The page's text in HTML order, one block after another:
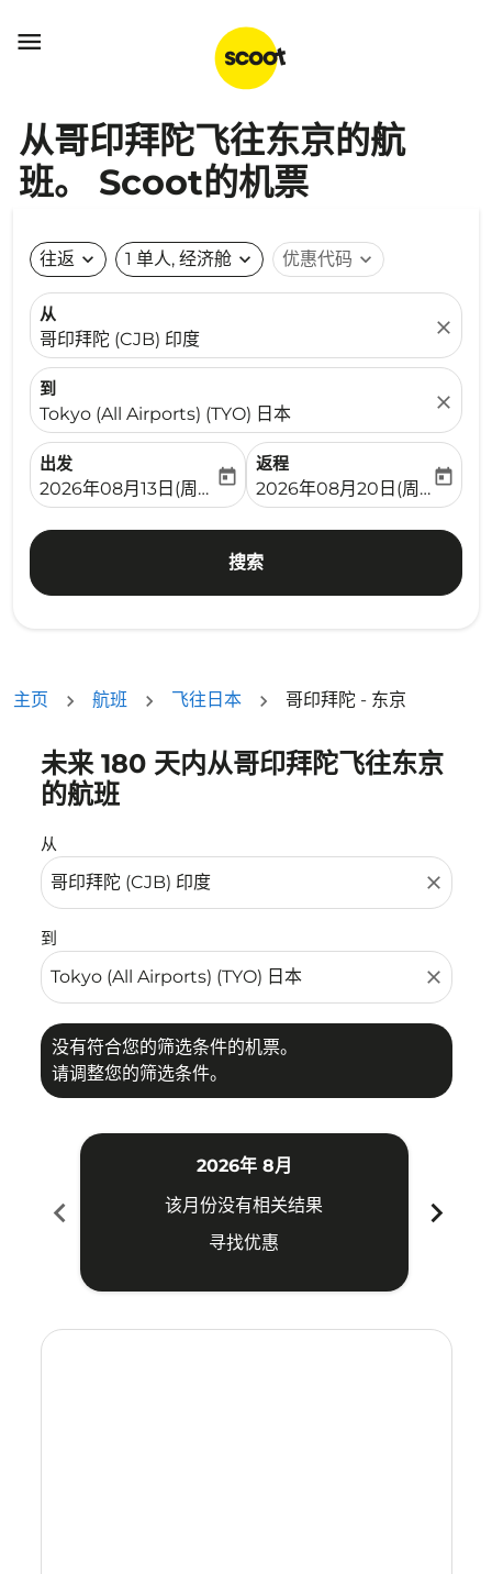

从哥印拜陀飞往东京的航
班。 Scoot的机票
往返 expand_more 1 单人, 经济舱 expand_more 优惠代码 expand_more
从
哥印拜陀 (CJB) 印度
close
到
Tokyo (All Airports) (TYO) 日本
close
出发
fc-booking-departure-date-aria-label
2026年08月13日(周四)
today
返程
fc-booking-return-date-
2026年08月20日(周四)
today
搜索
主页 航班 飞往日本 哥印拜陀 - 东京
未来 180 天内从哥印拜陀飞往东京
的航班
从
close
到
close
没有符合您的筛选条件的机票。
请调整您的筛选条件。
没有符合您的筛选条件的机票。请调整您的筛选条件。
chevron_left
2026年 8月
该月份没有相关结果
寻找优惠
chevron_right